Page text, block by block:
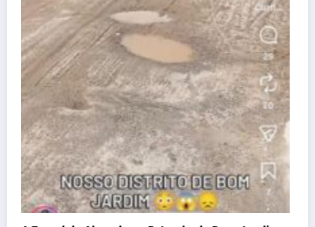
dezembro 25, 2025 Wisley
Guia útil Conheça nossa cidade Denúncia
Contato
APAN
A REDE
Blog Wisley Fernandes - 2025 - Ligue: (22) 99908-4338 -
CNPJ:38.455.321/0001-53 | Powered By
SpiceThemes